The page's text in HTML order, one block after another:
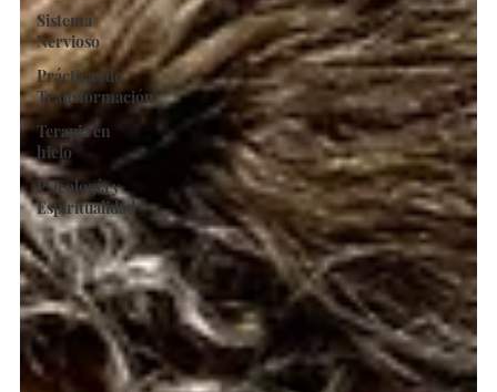
Sistema
Nervioso
Prácticas de
Transformación
Terapia en
hielo
Psicología y
Espiritualidad